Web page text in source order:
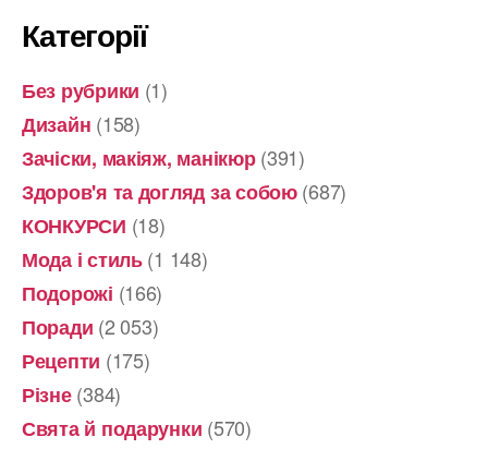
Категорії
Без рубрики (1)
Дизайн (158)
Зачіски, макіяж, манікюр(391)
Здоров'я та догляд за собою(687)
КОНКУРСИ (18)
Мода і стиль(1 148)
Подорожі (166)
Поради (2 053)
Рецепти (175)
Різне(384)
Свята й подарунки (570)